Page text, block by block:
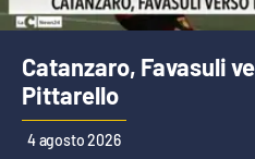
Catanzaro, Favasuli
Pittarello
4 agosto 2026